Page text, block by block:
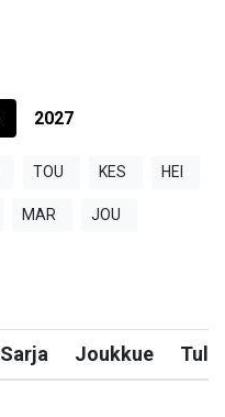
2027
TOU KES HEI
MAR JOU
Sarja Joukkue